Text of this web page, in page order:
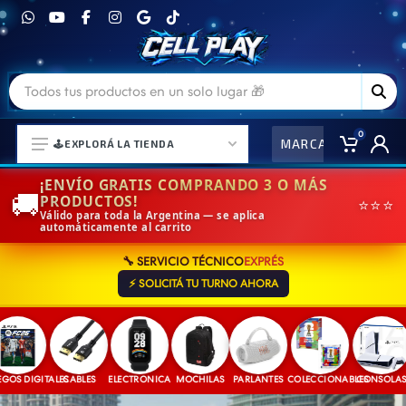
⌚ELECTRONICA Y ACCESORIOS
⛓️ACCESORIOS DE MODA💍
🎒MOCHILAS Y MAS👝
🎧AURICULARES URBANOS🎧
🎮CONSOLAS Y VIDEOJUEGOS
🎵PARLANTES BLUETOOTH🎵
🕹️EXPLORÁ LA TIENDA MARCAS
0
🚚¡ENVÍO GRATIS COMPRANDO 3 O MÁS
PRODUCTOS!
Válido para toda la Argentina — se aplica
automáticamente al carrito
⭐⭐⭐
🔧 SERVICIO TÉCNICOEXPRÉS
⚡ SOLICITÁ TU TURNO AHORA
DIGITALESCABLES ELECTRONICA MOCHILAS PARLANTES COLECCIONABLESCONSOLAS